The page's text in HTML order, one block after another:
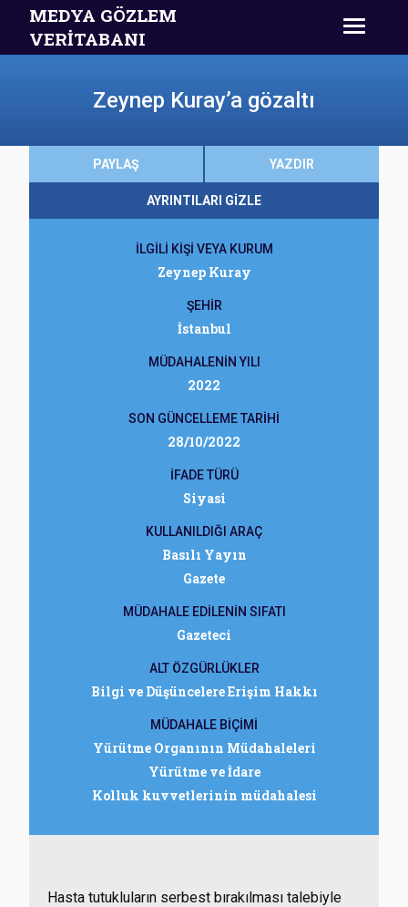
MEDYA GÖZLEM
VERİTABANI
Zeynep Kuray’a gözaltı
PAYLAŞ YAZDIR
AYRINTILARI GİZLE
İLGİLİ KİŞİ VEYA KURUM
Zeynep Kuray
ŞEHİR
İstanbul
MÜDAHALENİN YILI
2022
SON GÜNCELLEME TARİHİ
28/10/2022
İFADE TÜRÜ
Siyasi
KULLANILDIĞI ARAÇ
Basılı Yayın
Gazete
MÜDAHALE EDİLENİN SIFATI
Gazeteci
ALT ÖZGÜRLÜKLER
Bilgi ve Düşüncelere Erişim Hakkı
MÜDAHALE BİÇİMİ
Yürütme Organının Müdahaleleri
Yürütme ve İdare
Kolluk kuvvetlerinin müdahalesi
Hasta tutukluların serbest bırakılması talebiyle